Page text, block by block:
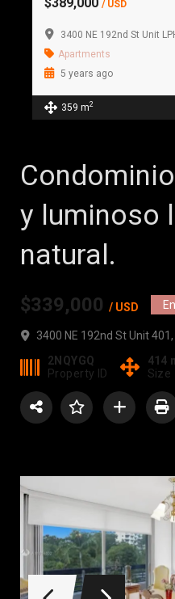
/ USD
3400 NE 192nd St Unit
Apartments
5 years ago
359 m2
y luminoso
natural.
$339,000 / USD
3400 NE 192nd St Unit
2NQYGQ
Property ID
414
Size